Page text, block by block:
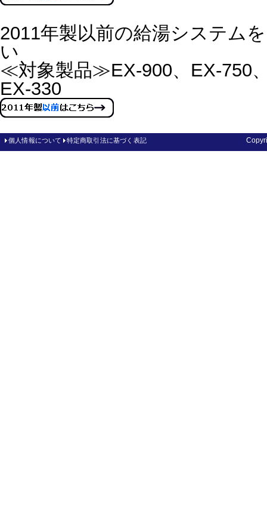
2011年製以前の給湯システム
い
≪対象製品≫EX-900、EX-750
EX-330
個人情報について 特定商取引法に基づく表記